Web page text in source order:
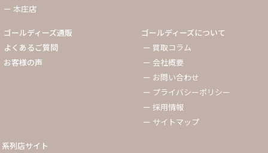
ー 本庄店
ゴールディーズ通販
よくあるご質問
お客様の声
ゴールディーズについて
ー 買取コラム
ー 会社概要
ー お問い合わせ
ー プライバシーポリシー
ー 採用情報
ー サイトマップ
系列店サイト